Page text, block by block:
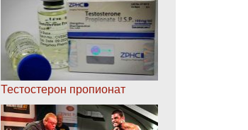
Тестостерон пропионат